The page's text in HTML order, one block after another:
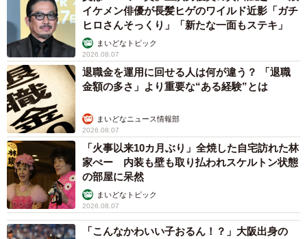
イケメン俳優が長髪ヒゲのワイルド近影「ガチ
ヒロさんそっくり」「新たな一面もステキ」
まいどなトピック
2026.08.07
退職金を運用に回せる人は何が違う？ 「退職
金額の多さ」より重要な“ある経験”とは
まいどなニュース情報部
2026.08.07
「火事以来10カ月ぶり」全焼した自宅訪れた林
家ぺー 内装も壁も取り払われスケルトン状態
の部屋に呆然
まいどなトピック
2026.08.07
「こんなかわいい子おるん！？」大阪出身の